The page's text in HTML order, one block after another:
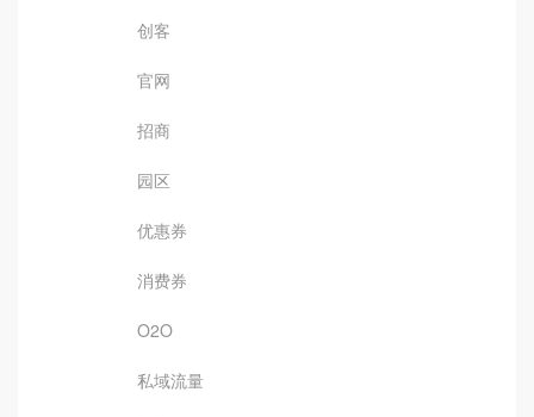
创客
官网
招商
园区
优惠券
消费券
O2O
私域流量